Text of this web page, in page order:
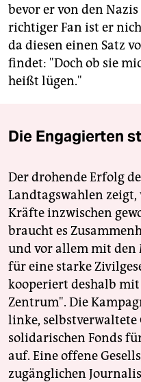
bevor er von den
richtiger Fan ist er
da diesen einen Satz
findet: "Doch ob sie
heißt lügen."
Die Engagierten
Der drohende Erfolg
Landtagswahlen
Kräfte inzwischen
braucht es
und vor allem mit den
für eine starke
kooperiert deshalb
Zentrum". Die
linke,
solidarischen Fonds
auf. Eine offene
zugänglichen